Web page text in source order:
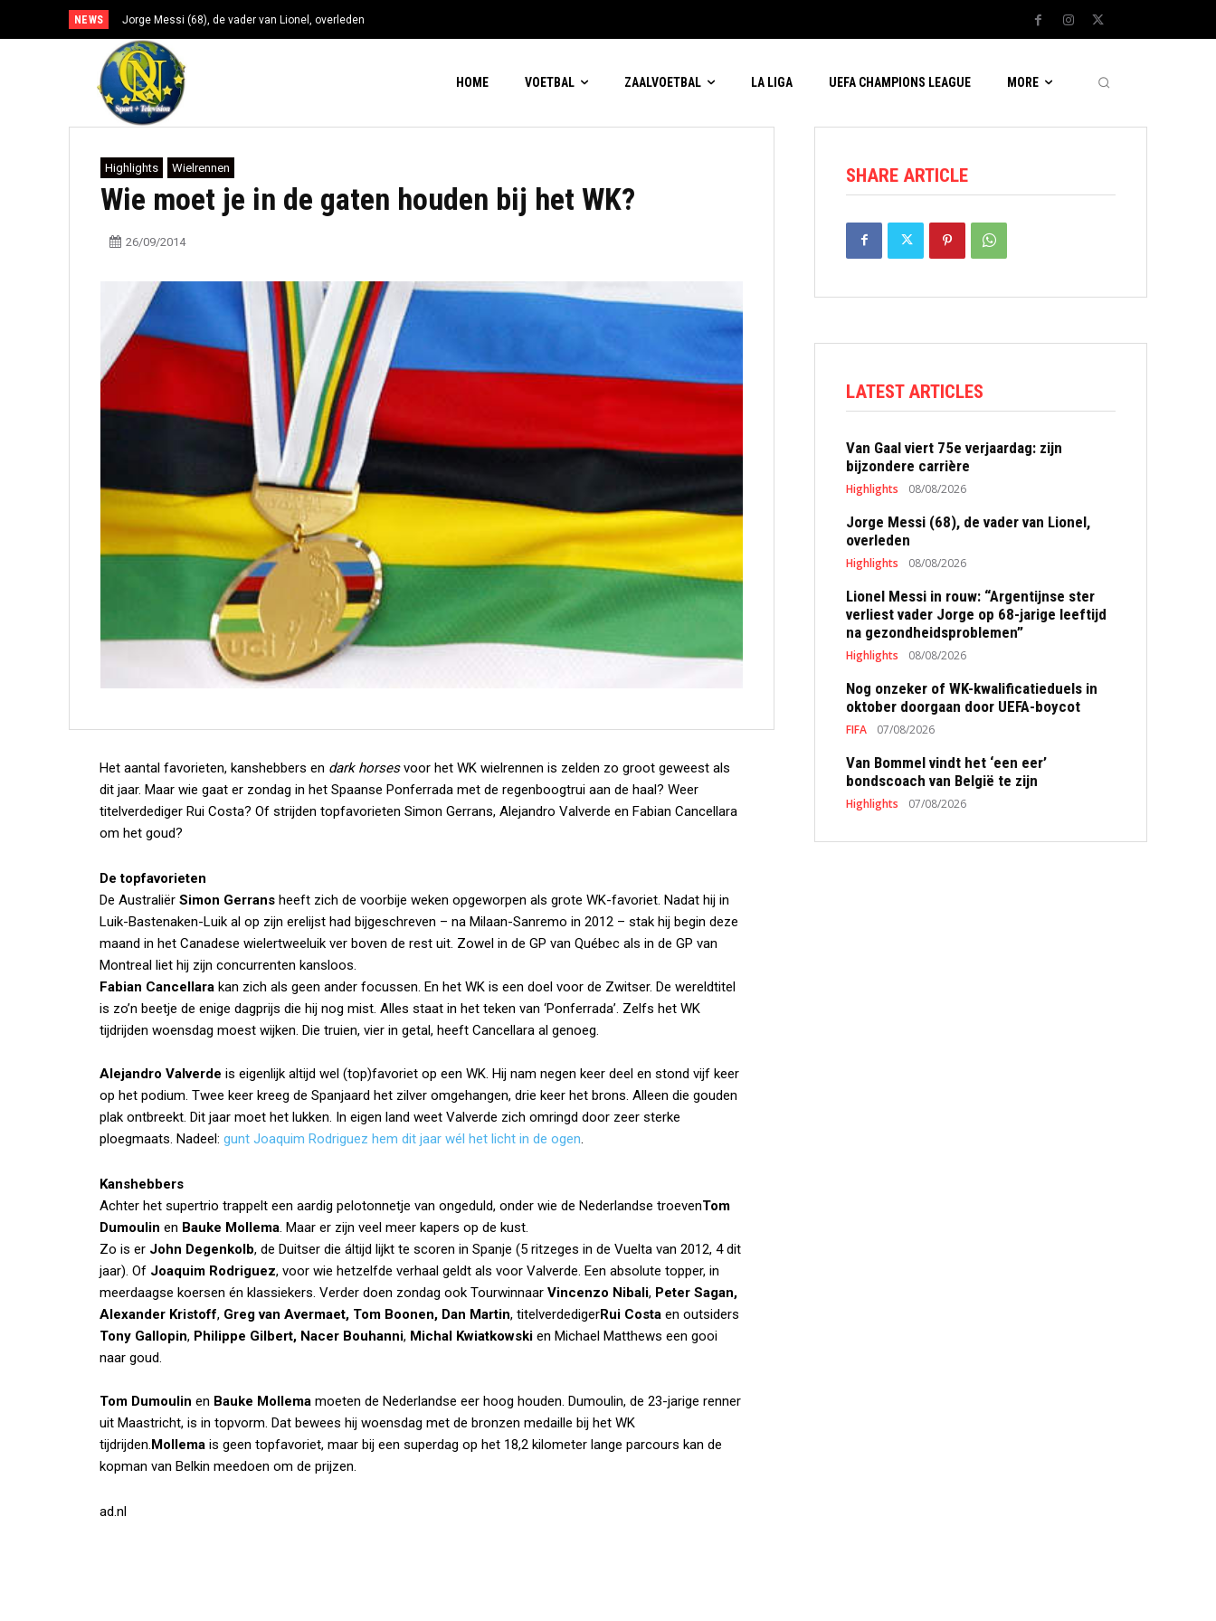
NEWS Jorge Messi (68), de vader van Lionel, overleden
HOME VOETBAL ZAALVOETBAL LA LIGA UEFA CHAMPIONS LEAGUE MORE
Highlights Wielrennen
Wie moet je in de gaten houden bij het WK?
26/09/2014
Het aantal favorieten, kanshebbers en dark horsesvoor het WK wielrennen is zelden zo groot geweest als
dit jaar. Maar wie gaat er zondag in het Spaanse Ponferrada met de regenboogtrui aan de haal? Weer
titelverdediger Rui Costa? Of strijden topfavorieten Simon Gerrans, Alejandro Valverde en Fabian Cancellara
om het goud?
De topfavorieten
De Australiër Simon Gerrans heeft zich de voorbije weken opgeworpen als grote WK-favoriet. Nadat hij in
Luik-Bastenaken-Luik al op zijn erelijst had bijgeschreven – na Milaan-Sanremo in 2012 – stak hij begin deze
maand in het Canadese wielertweeluik ver boven de rest uit. Zowel in de GP van Québec als in de GP van
Montreal liet hij zijn concurrenten kansloos.
Fabian Cancellara kan zich als geen ander focussen. En het WK is een doel voor de Zwitser. De wereldtitel
is zo’n beetje de enige dagprijs die hij nog mist. Alles staat in het teken van ‘Ponferrada’. Zelfs het WK
tijdrijden woensdag moest wijken. Die truien, vier in getal, heeft Cancellara al genoeg.
Alejandro Valverde is eigenlijk altijd wel (top)favoriet op een WK. Hij nam negen keer deel en stond vijf keer
op het podium. Twee keer kreeg de Spanjaard het zilver omgehangen, drie keer het brons. Alleen die gouden
plak ontbreekt. Dit jaar moet het lukken. In eigen land weet Valverde zich omringd door zeer sterke
ploegmaats. Nadeel: gunt Joaquim Rodriguez hem dit jaar wél het licht in de ogen.
Kanshebbers
Achter het supertrio trappelt een aardig pelotonnetje van ongeduld, onder wie de Nederlandse troevenTom
Dumoulin en Bauke Mollema. Maar er zijn veel meer kapers op de kust.
Zo is er John Degenkolb, de Duitser die áltijd lijkt te scoren in Spanje (5 ritzeges in de Vuelta van 2012, 4 dit
jaar). Of Joaquim Rodriguez, voor wie hetzelfde verhaal geldt als voor Valverde. Een absolute topper, in
meerdaagse koersen én klassiekers. Verder doen zondag ook Tourwinnaar Vincenzo Nibali, Peter Sagan,
Alexander Kristoff, Greg van Avermaet, Tom Boonen, Dan Martin, titelverdedigerRui Costa en outsiders
Tony Gallopin, Philippe Gilbert, Nacer Bouhanni, Michal Kwiatkowski en Michael Matthews een gooi
naar goud.
Tom Dumoulin en Bauke Mollema moeten de Nederlandse eer hoog houden. Dumoulin, de 23-jarige renner
uit Maastricht, is in topvorm. Dat bewees hij woensdag met de bronzen medaille bij het WK
tijdrijden.Mollema is geen topfavoriet, maar bij een superdag op het 18,2 kilometer lange parcours kan de
kopman van Belkin meedoen om de prijzen.
ad.nl
SHARE ARTICLE
LATEST ARTICLES
Van Gaal viert 75e verjaardag: zijn
bijzondere carrière
Highlights 08/08/2026
Jorge Messi (68), de vader van Lionel,
overleden
Highlights 08/08/2026
Lionel Messi in rouw: “Argentijnse ster
verliest vader Jorge op 68-jarige leeftijd
na gezondheidsproblemen”
Highlights 08/08/2026
Nog onzeker of WK-kwalificatieduels in
oktober doorgaan door UEFA-boycot
FIFA 07/08/2026
Van Bommel vindt het ‘een eer’
bondscoach van België te zijn
Highlights 07/08/2026